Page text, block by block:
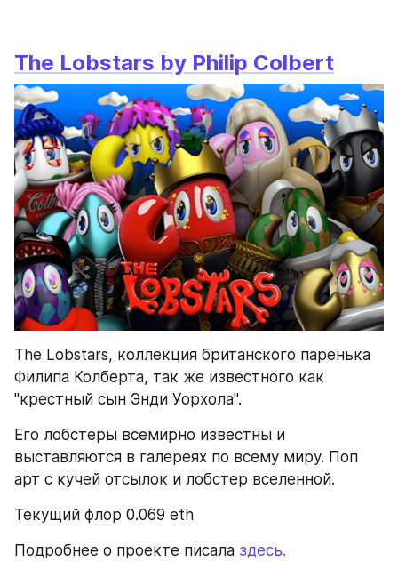
The Lobstars by Philip Colbert
The Lobstars, коллекция британского паренька
Филипа Колберта, так же известного как
"крестный сын Энди Уорхола".
Его лобстеры всемирно известны и
выставляются в галереях по всему миру. Поп
арт с кучей отсылок и лобстер вселенной.
Текущий флор 0.069 eth
Подробнее о проекте писала здесь.